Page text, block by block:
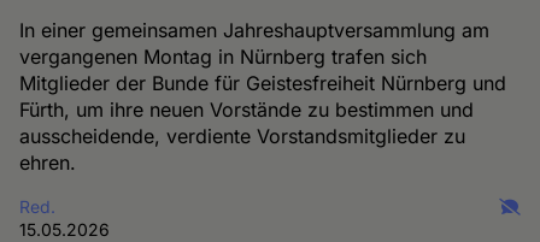
In einer gemeinsamen Jahreshauptversammlung am
vergangenen Montag in Nürnberg trafen sich
Mitglieder der Bunde für Geistesfreiheit Nürnberg und
Fürth, um ihre neuen Vorstände zu bestimmen und
ausscheidende, verdiente Vorstandsmitglieder zu
ehren.
Red.
15.05.2026